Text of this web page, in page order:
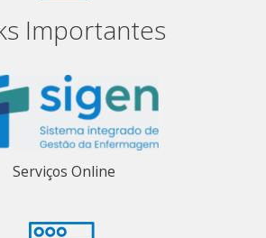
Importantes
Serviços Online